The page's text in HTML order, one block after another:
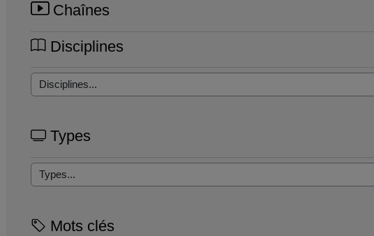
Chaînes
Disciplines
Types
Mots clés